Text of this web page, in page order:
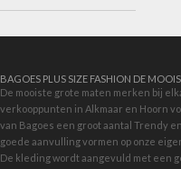
BAGOES PLUS SIZE FASHION DE
De mooiste grote maten merken bij
verkooppunten in Alkmaar en Hoorn
van Bagoes een groot aantal Trendy
goede aanvulling vormen op onze
De kleding wordt aangevuld met een